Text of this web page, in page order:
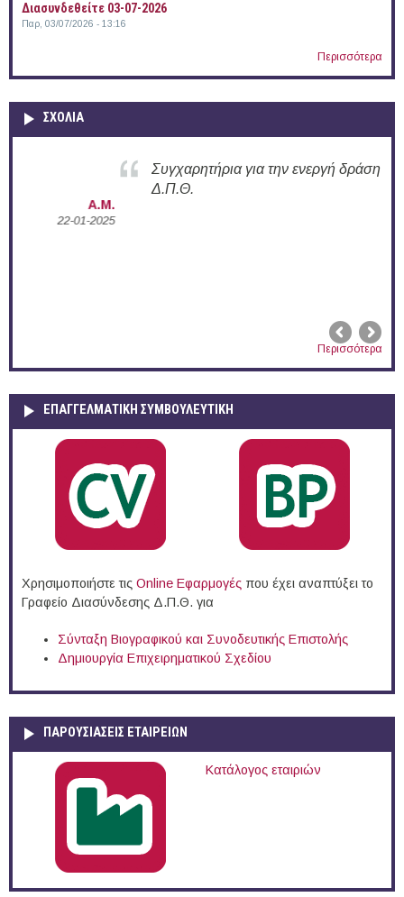
Διασυνδεθείτε 03-07-2026
Παρ, 03/07/2026 - 13:16
Περισσότερα
ΣΧΟΛΙΑ
Συγχαρητήρια για την ενεργή δράση σας στο
Περισσότερα
ΕΠΑΓΓΕΛΜΑΤΙΚΉ ΣΥΜΒΟΥΛΕΥΤΙΚΉ
Χρησιμοποιήστε τις Online Eφαρμογές που έχει αναπτύξει το
Γραφείο Διασύνδεσης Δ.Π.Θ. για
Σύνταξη Βιογραφικού και Συνοδευτικής Επιστολής
Δημιουργία Επιχειρηματικού Σχεδίου
ΠΑΡΟΥΣΙΆΣΕΙΣ ΕΤΑΙΡΕΙΏΝ
Κατάλογος εταιριών